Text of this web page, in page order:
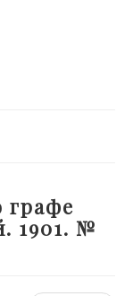
графе
1901. №